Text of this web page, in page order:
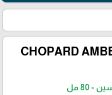
CHOPARD
- 80 مل